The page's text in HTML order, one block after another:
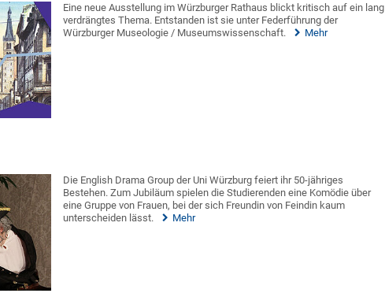
Eine neue Ausstellung im Würzburger Rathaus blickt kritisch auf ein lang
verdrängtes Thema. Entstanden ist sie unter Federführung der
Würzburger Museologie / Museumswissenschaft.
Mehr
Die English Drama Group der Uni Würzburg feiert ihr 50-jähriges
Bestehen. Zum Jubiläum spielen die Studierenden eine Komödie über
eine Gruppe von Frauen, bei der sich Freundin von Feindin kaum
unterscheiden lässt.
Mehr